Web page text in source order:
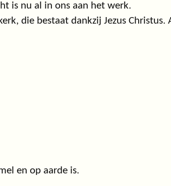
is nu al in ons aan het werk.
die bestaat dankzij Jezus
en op aarde is.